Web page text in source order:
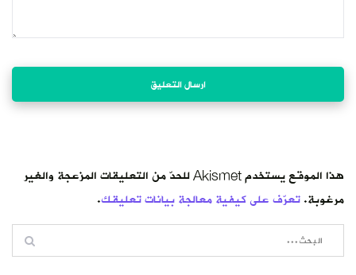
هذا الموقع يستخدم Akismet للحدّ من التعليقات المزعجة والغير
مرغوبة.تعرّف على كيفية معالجة بيانات تعليقك.